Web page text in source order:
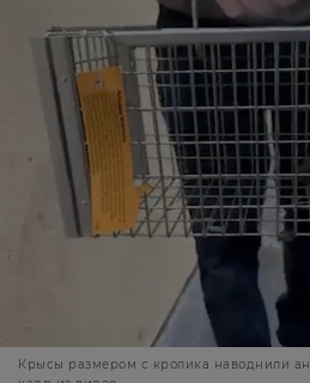
Крысы размером с кролика наводнили